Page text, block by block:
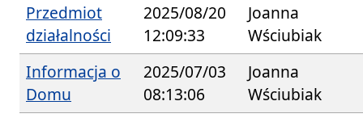
Przedmiot
działalności
2025/08/20
12:09:33
Joanna
Wściubiak
Informacja o
Domu
2025/07/03
08:13:06
Joanna
Wściubiak